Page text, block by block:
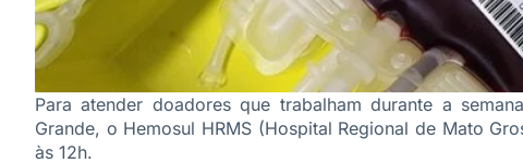
Para atender doadores que trabalham durante a
Grande, o Hemosul HRMS (Hospital Regional de Mato
às 12h.